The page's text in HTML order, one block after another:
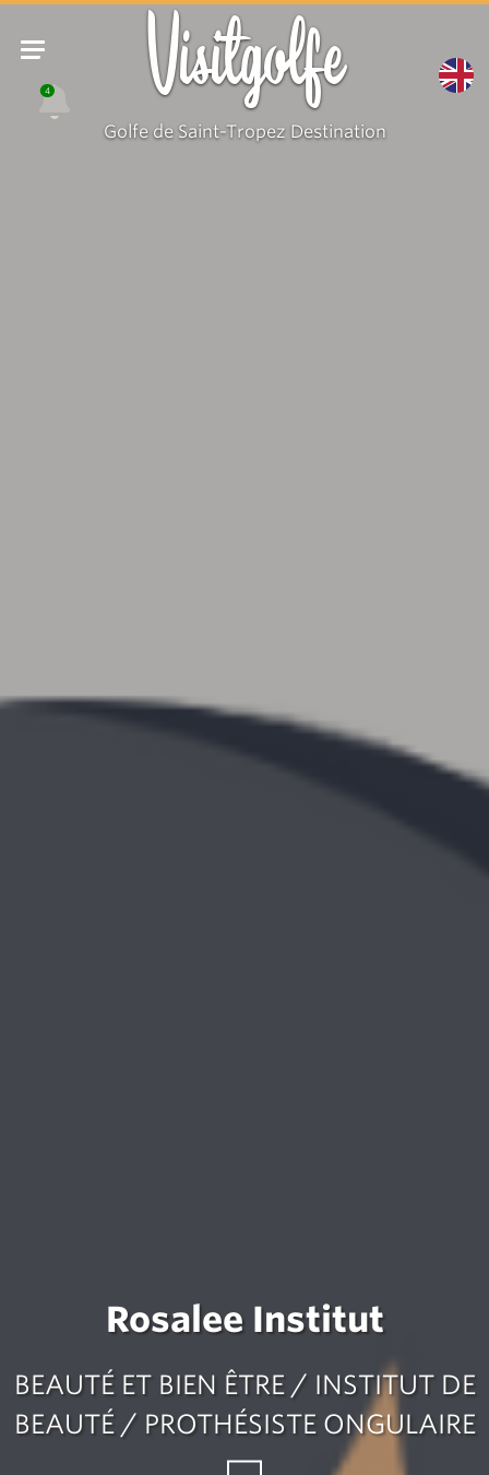
4 Visitgolfe
Golfe de Saint-Tropez Destination
Rosalee Institut
BEAUTÉ ET BIEN ÊTRE / INSTITUT DE
BEAUTÉ / PROTHÉSISTE ONGULAIRE